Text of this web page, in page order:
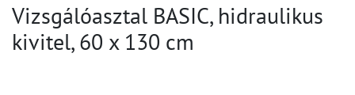
Vizsgálóasztal BASIC, hidraulikus
kivitel, 60 x 130 cm